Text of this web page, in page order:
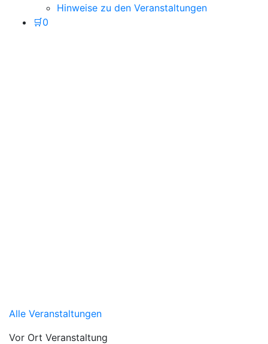
Hinweise zu den Veranstaltungen
🛒0
Alle Veranstaltungen
Vor Ort Veranstaltung